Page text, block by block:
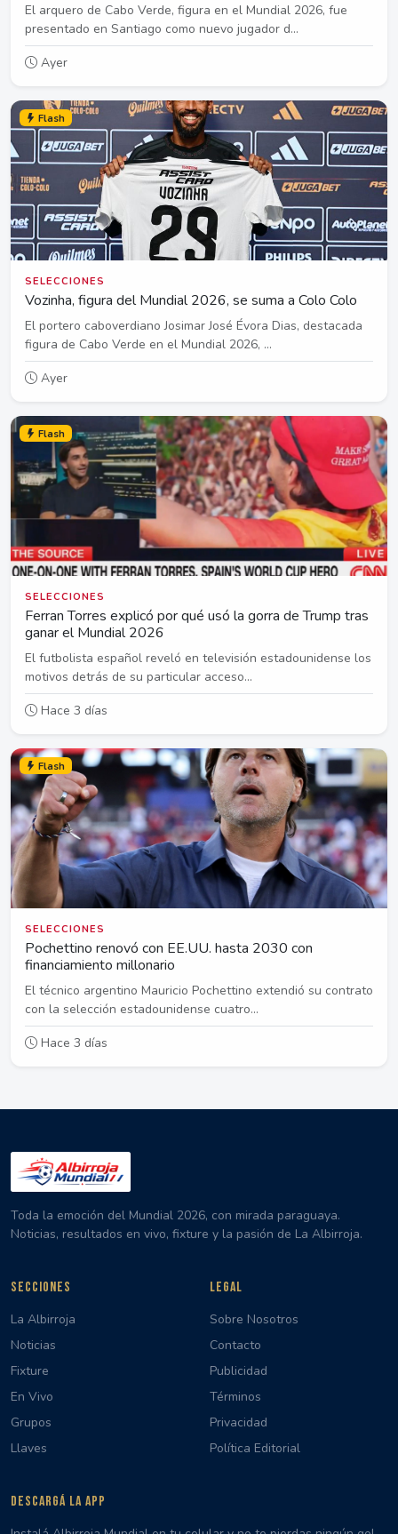
El arquero de Cabo Verde, figura en el Mundial 2026, fue
presentado en Santiago como nuevo jugador d...
Ayer
Flash
SELECCIONES
Vozinha, figura del Mundial 2026, se suma a Colo Colo
El portero caboverdiano Josimar José Évora Dias, destacada
figura de Cabo Verde en el Mundial 2026, ...
Ayer
Flash
SELECCIONES
Ferran Torres explicó por qué usó la gorra de Trump tras
ganar el Mundial 2026
El futbolista español reveló en televisión estadounidense los
motivos detrás de su particular acceso...
Hace 3 días
Flash
SELECCIONES
Pochettino renovó con EE.UU. hasta 2030 con
financiamiento millonario
El técnico argentino Mauricio Pochettino extendió su contrato
con la selección estadounidense cuatro...
Hace 3 días
Toda la emoción del Mundial 2026, con mirada paraguaya.
Noticias, resultados en vivo, fixture y la pasión de La Albirroja.
SECCIONES
La Albirroja
Noticias
Fixture
En Vivo
Grupos
Llaves
LEGAL
Sobre Nosotros
Contacto
Publicidad
Términos
Privacidad
Política Editorial
DESCARGÁ LA APP